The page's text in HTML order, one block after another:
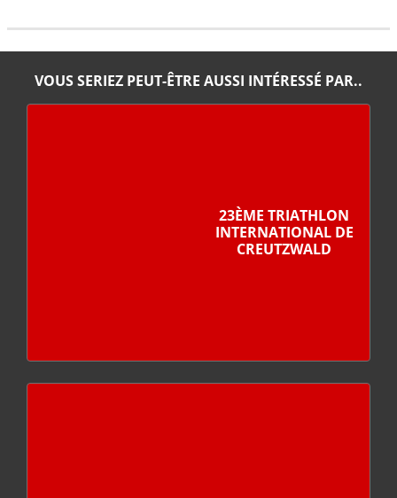
VOUS SERIEZ PEUT-ÊTRE AUSSI INTÉRESSÉ PAR..
23ÈME TRIATHLON
INTERNATIONAL DE
CREUTZWALD